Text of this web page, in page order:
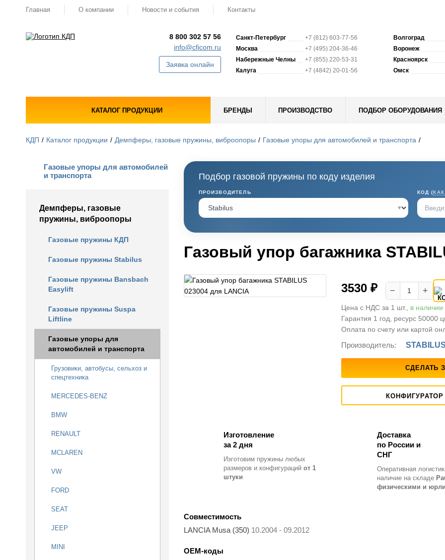
Главная О компании Новости и события Контакты
8 800 302 57 56
info@cficom.ru
Заявка онлайн
Санкт-Петербург
+7 (812) 603-77-56
Москва
+7 (495) 204-36-46
Набережные Челны
+7 (855) 220-53-31
Калуга
+7 (4842) 20-01-56
Волгоград
Воронеж
Красноярск
Омск
КАТАЛОГ ПРОДУКЦИИ БРЕНДЫ ПРОИЗВОДСТВО ПОДБОР ОБОРУДОВАНИЯ
КДП Каталог продукции Демпферы, газовые пружины, виброопоры Газовые упоры для автомобилей и транспорта
Газовые упоры для автомобилей
и транспорта
Демпферы, газовые
пружины, виброопоры
Газовые пружины КДП
Газовые пружины Stabilus
Газовые пружины Bansbach
Easylift
Газовые пружины Suspa
Liftline
Газовые упоры для
автомобилей и транспорта
Грузовики, автобусы, сельхоз и
спецтехника
MERCEDES-BENZ
BMW
RENAULT
MCLAREN
VW
FORD
SEAT
JEEP
MINI
Подбор газовой пружины по коду изделия
ПРОИЗВОДИТЕЛЬ
▾
КОД (
Газовый упор багажника
3530 ₽ − +
Цена с НДС за 1 шт., в наличии
Гарантия 1 год, ресурс 50000
Оплата по счету или картой
Производитель: STABILUS
СДЕЛАТЬ
Изготовление
за 2 дня
Изготовим пружины любых
размеров и конфигураций от 1
штуки
Доставка
по России и
СНГ
Оперативная
наличие на складе
физическими и
Совместимость
LANCIA Musa (350) 10.2004 - 09.2012
OEM-коды